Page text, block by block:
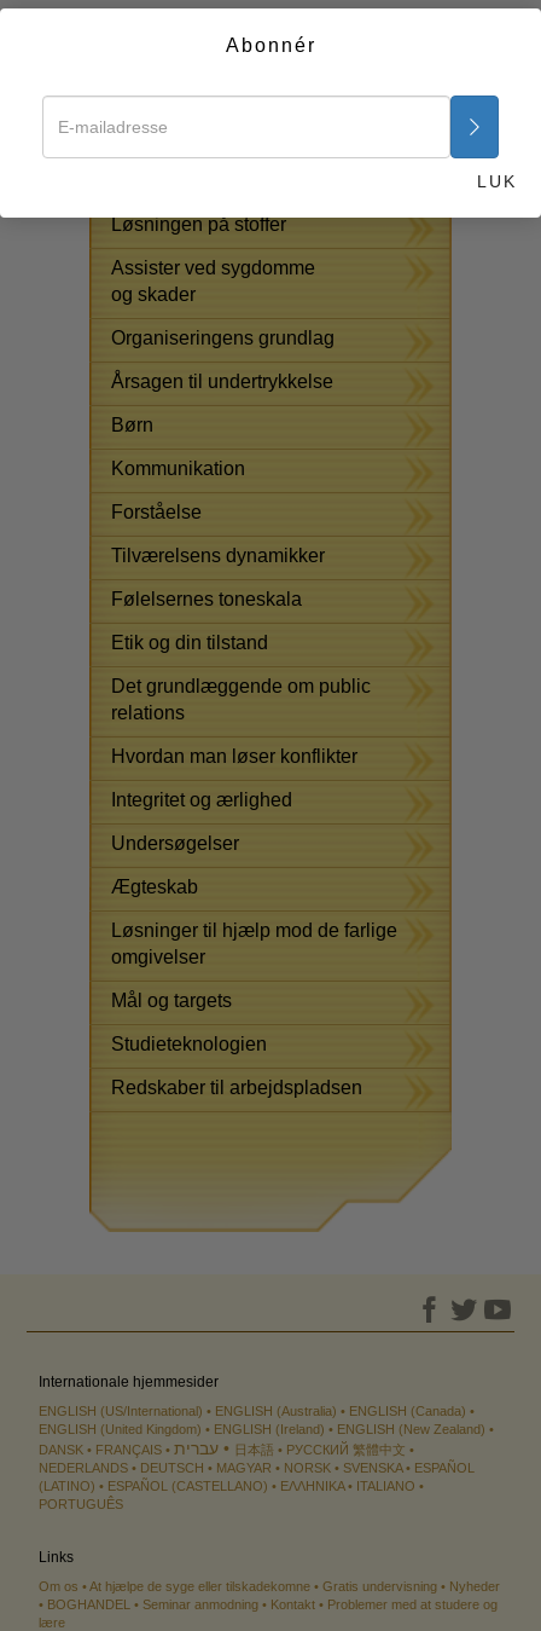
drøm. Udbredt anvendelse af denne lov vil gøre dette til
Start nu >>
Løsningen på stoffer
Assister ved sygdomme
og skader
Organiseringens grundlag
Årsagen til undertrykkelse
Børn
Kommunikation
Forståelse
Tilværelsens dynamikker
Følelsernes toneskala
Etik og din tilstand
Det grundlæggende om public
relations
Hvordan man løser konflikter
Integritet og ærlighed
Undersøgelser
Ægteskab
Løsninger til hjælp mod de farlige
omgivelser
Mål og targets
Studieteknologien
Redskaber til arbejdspladsen
Internationale hjemmesider
ENGLISH (US/International) ENGLISH (Australia)
ENGLISH (Canada)
ENGLISH (United Kingdom)
ENGLISH (Ireland)
ENGLISH (New Zealand)
DANSK
FRANÇAIS עברית 日本語 РУССКИЙ 繁體中文
NEDERLANDS
DEUTSCH MAGYAR NORSK SVENSKA
ESPAÑOL
(LATINO)
ESPAÑOL (CASTELLANO) ΕΛΛΗΝΙΚA
ITALIANO
PORTUGUÊS
Links
Om os At hjælpe de syge eller tilskadekomne Gratis undervisning
Nyheder
BOGHANDEL
Seminar anmodning Kontakt
Problemer med at studere og
lære
Abonnér
LUK